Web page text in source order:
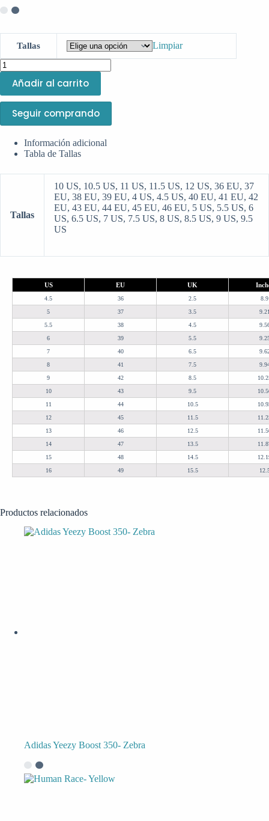
Tallas Limpiar
Añadir al carrito
Seguir comprando
Información adicional
Tabla de Tallas
Tallas
10 US, 10.5 US, 11 US, 11.5 US, 12 US, 36 EU, 37
EU, 38 EU, 39 EU, 4 US, 4.5 US, 40 EU, 41 EU, 42
EU, 43 EU, 44 EU, 45 EU, 46 EU, 5 US, 5.5 US, 6
US, 6.5 US, 7 US, 7.5 US, 8 US, 8.5 US, 9 US, 9.5
US
US EU UK
4.5 36 2.5
8.9
5
37 3.5
5.5
38 4.5
6
39 5.5
7
40 6.5
8
41 7.5
9
42 8.5
10
43 9.5
11
44 10.5
12
45 11.5
13
46 12.5
14
47 13.5
15
48 14.5
16
49 15.5
Productos relacionados
Adidas Yeezy Boost 350- Zebra